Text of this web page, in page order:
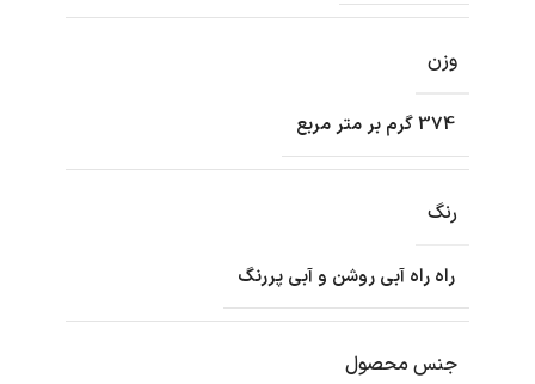
وزن
374 گرم بر متر مربع
رنگ
راه راه آبی روشن و آبی پررنگ
جنس محصول